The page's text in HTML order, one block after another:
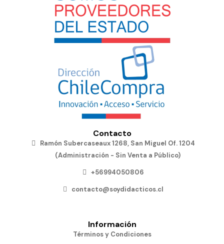
Contacto
Ramón Subercaseaux 1268, San Miguel Of. 1204
(Administración - Sin Venta a Público)
+56994050806
contacto@soydidacticos.cl
Información
Términos y Condiciones